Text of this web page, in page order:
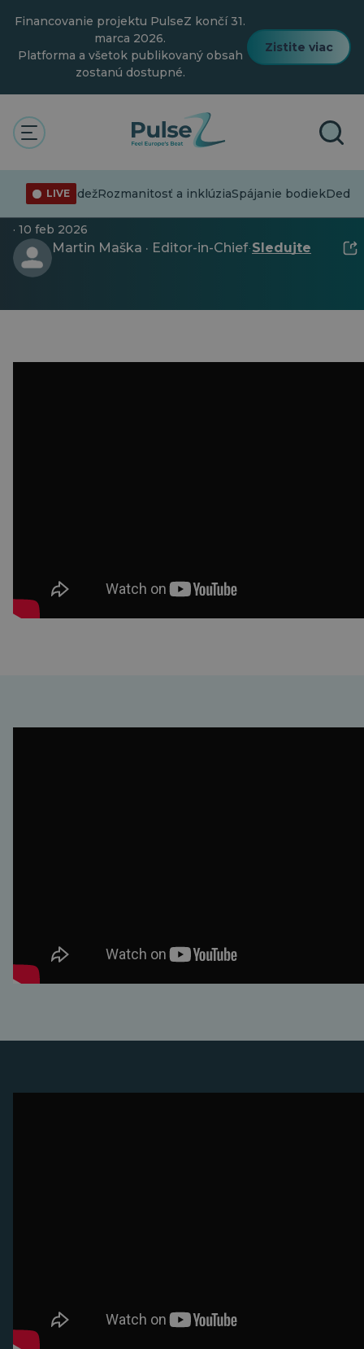
obsah
Financovanie projektu PulseZ končí 31.
marca 2026.
Platforma a všetok publikovaný obsah
zostanú dostupné.
Zistite viac
LIVE
MládežRozmanitosť a inklúziaSpájanie bodiek
Mládežnícky festival PulseZ v
Bruseli
· 10 feb 2026
Martin Maška · Editor-in-Chief· Sledujte